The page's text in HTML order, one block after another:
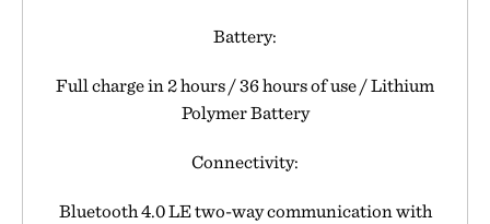
Battery:
Full charge in 2 hours / 36 hours of use / Lithium
Polymer Battery
Connectivity:
Bluetooth 4.0 LE two-way communication with